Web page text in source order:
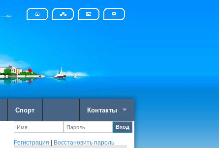
Спорт Контакты
Вход
Регистрация | Восстановить пароль